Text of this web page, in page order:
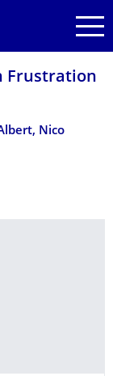
Frustration
Nico